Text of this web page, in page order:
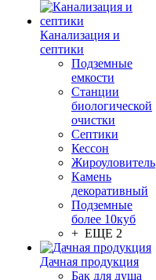
Канализация и
септики
Подземные
емкости
Станции
биологической
очистки
Септики
Кессон
Жироуловитель
Камень
декоративный
Подземные
более 10куб
+ ЕЩЕ 2
Дачная продукция
Бак для душа